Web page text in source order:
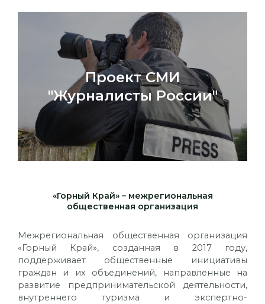
Проект СМИ
"Журналисты России"
«Горный Край» – межрегиональная
общественная организация
Межрегиональная общественная организация
«Горный Край», созданная в 2017 году,
поддерживает общественные инициативы
граждан и их объединений, направленные на
развитие предпринимательской деятельности,
внутреннего туризма и экспертно-